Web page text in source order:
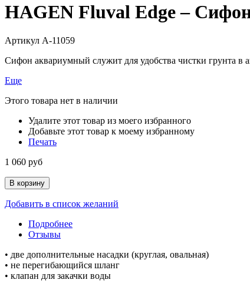
HAGEN Fluval Edge –
Артикул A-11059
Сифон аквариумный служит для удобства чистки грунта
Еще
Этого товара нет в наличии
Удалите этот товар из моего избранного
Добавьте этот товар к моему избранному
Печать
1 060 руб
В корзину
Добавить в список желаний
Подробнее
Отзывы
• две дополнительные насадки (круглая, овальная)
• не перегибающийся шланг
• клапан для закачки воды